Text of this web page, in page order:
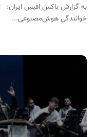
به گزارش باکس افیس ایران:
خوانندگی هوش‌مصنوعی...